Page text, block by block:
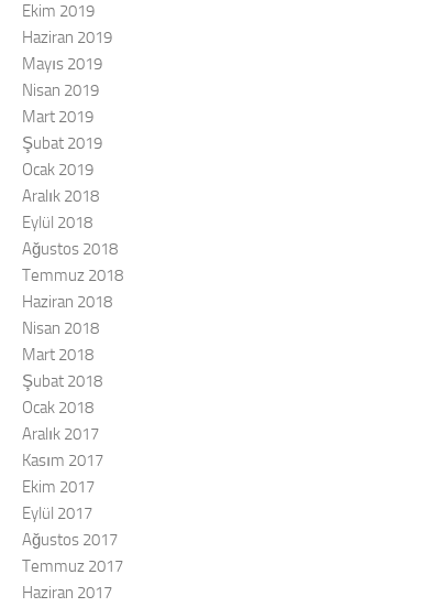
Ekim 2019
Haziran 2019
Mayıs 2019
Nisan 2019
Mart 2019
Şubat 2019
Ocak 2019
Aralık 2018
Eylül 2018
Ağustos 2018
Temmuz 2018
Haziran 2018
Nisan 2018
Mart 2018
Şubat 2018
Ocak 2018
Aralık 2017
Kasım 2017
Ekim 2017
Eylül 2017
Ağustos 2017
Temmuz 2017
Haziran 2017